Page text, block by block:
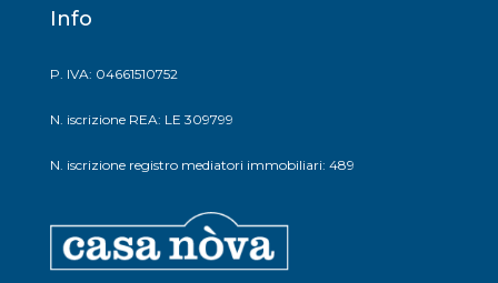
Info
P. IVA: 04661510752
N. iscrizione REA: LE 309799
N. iscrizione registro mediatori immobiliari: 489